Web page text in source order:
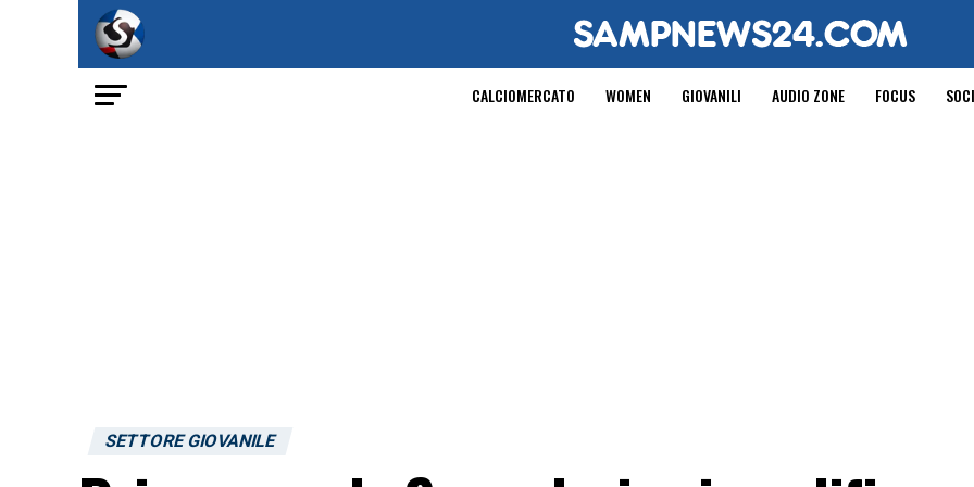
CALCIOMERCATO WOMEN GIOVANILI AUDIO ZONE FOCUS
SETTORE GIOVANILE